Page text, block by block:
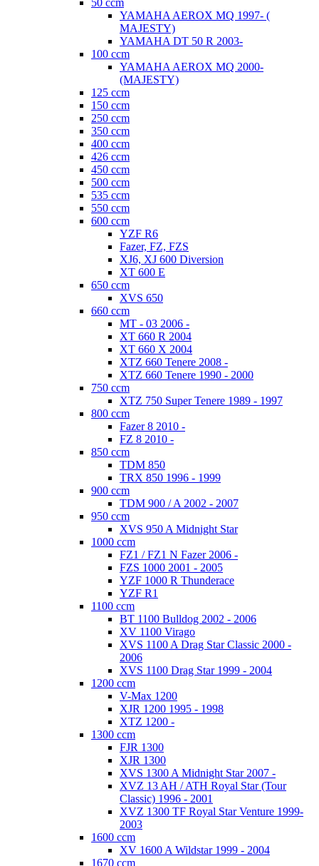
50 ccm
YAMAHA AEROX MQ 1997- (
MAJESTY)
YAMAHA DT 50 R 2003-
100 ccm
YAMAHA AEROX MQ 2000-
(MAJESTY)
125 ccm
150 ccm
250 ccm
350 ccm
400 ccm
426 ccm
450 ccm
500 ccm
535 ccm
550 ccm
600 ccm
YZF R6
Fazer, FZ, FZS
XJ6, XJ 600 Diversion
XT 600 E
650 ccm
XVS 650
660 ccm
MT - 03 2006 -
XT 660 R 2004
XT 660 X 2004
XTZ 660 Tenere 2008 -
XTZ 660 Tenere 1990 - 2000
750 ccm
XTZ 750 Super Tenere 1989 - 1997
800 ccm
Fazer 8 2010 -
FZ 8 2010 -
850 ccm
TDM 850
TRX 850 1996 - 1999
900 ccm
TDM 900 / A 2002 - 2007
950 ccm
XVS 950 A Midnight Star
1000 ccm
FZ1 / FZ1 N Fazer 2006 -
FZS 1000 2001 - 2005
YZF 1000 R Thunderace
YZF R1
1100 ccm
BT 1100 Bulldog 2002 - 2006
XV 1100 Virago
XVS 1100 A Drag Star Classic 2000 -
2006
XVS 1100 Drag Star 1999 - 2004
1200 ccm
V-Max 1200
XJR 1200 1995 - 1998
XTZ 1200 -
1300 ccm
FJR 1300
XJR 1300
XVS 1300 A Midnight Star 2007 -
XVZ 13 AH / ATH Royal Star (Tour
Classic) 1996 - 2001
XVZ 1300 TF Royal Star Venture 1999-
2003
1600 ccm
XV 1600 A Wildstar 1999 - 2004
1670 ccm